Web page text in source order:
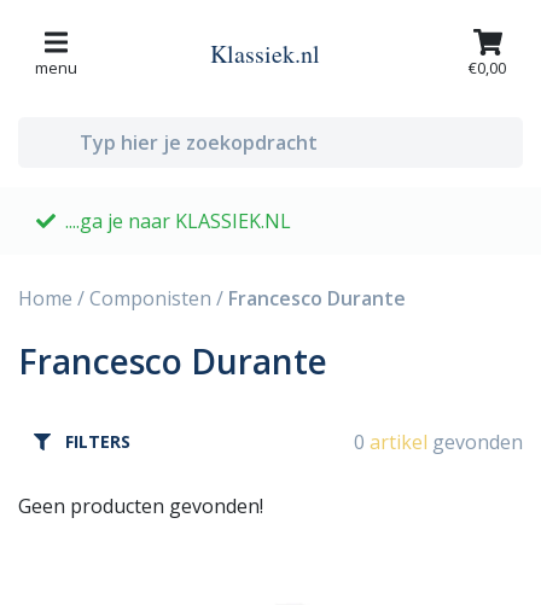
menu Klassiek.nl €0,00
....ga je naar KLASSIEK.NL
Home /Componisten / Francesco Durante
Francesco Durante
FILTERS 0 artikel gevonden
Geen producten gevonden!